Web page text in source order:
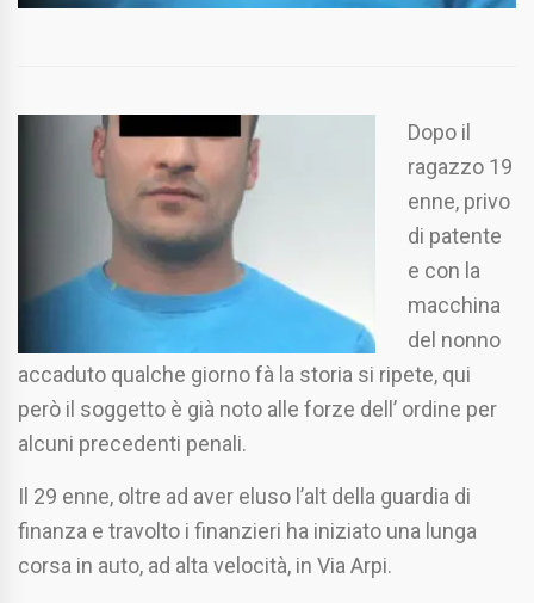
Dopo il
ragazzo 19
enne, privo
di patente
e con la
macchina
del nonno
accaduto qualche giorno fà la storia si ripete, qui
però il soggetto è già noto alle forze dell’ ordine per
alcuni precedenti penali.
Il 29 enne, oltre ad aver eluso l’alt della guardia di
finanza e travolto i finanzieri ha iniziato una lunga
corsa in auto, ad alta velocità, in Via Arpi.